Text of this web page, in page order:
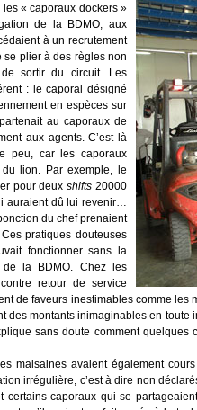
« caporaux dockers »
de la BDMO, aux
à un recrutement
se plier à des règles non
sortir du circuit. Les
: le caporal désigné
en espèces sur
au caporaux de
aux agents. C’est là
peu, car les caporaux
du lion. Par exemple, le
pour deuxshifts 20000
auraient dû lui revenir…
du chef prenaient
pratiques douteuses
fonctionner sans la
de la BDMO. Chez les
retour de service
de faveurs inestimables comme
montants inimaginables en toute
sans doute comment
malsaines avaient également
irrégulière, c’est à dire non
certains caporaux qui se